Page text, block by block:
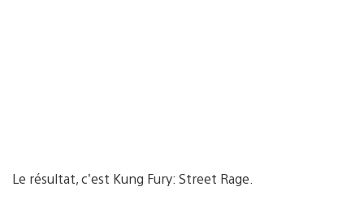
Le résultat, c’est Kung Fury: Street Rage.